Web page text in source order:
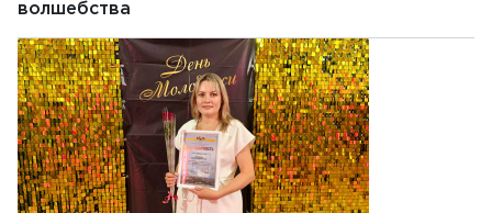
волшебства